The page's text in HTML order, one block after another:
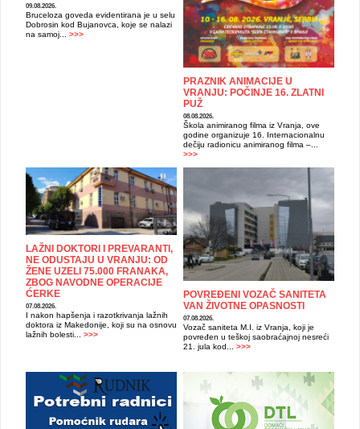
09.08.2026.
Bruceloza goveda evidentirana je u selu
Dobrosin kod Bujanovca, koje se nalazi
na samoj... >>>
PRAZNIK ANIMACIJE U
VRANJU: POČINJE 16. ZLATNI
PUŽ
08.08.2026.
Škola animiranog filma iz Vranja, ove
godine organizuje 16. Internacionalnu
dečiju radionicu animiranog filma –...
>>>
LAŽNI DOKTORI I PREVARANTI,
NE ODUSTAJU U VRANJU: OD
ŽENE UZELI 75.000 FRANAKA,
ZBOG NAVODNE OPERACIJE
ĆERKE
07.08.2026.
I nakon hapšenja i razotkrivanja lažnih
doktora iz Makedonije, koji su na osnovu
lažnih bolesti... >>>
POVREĐENI VOZAČ SANITETA
VAN ŽIVOTNE OPASNOSTI
07.08.2026.
Vozač saniteta M.I. iz Vranja, koji je
povređen u teškoj saobraćajnoj nesreći
21. jula kod... >>>